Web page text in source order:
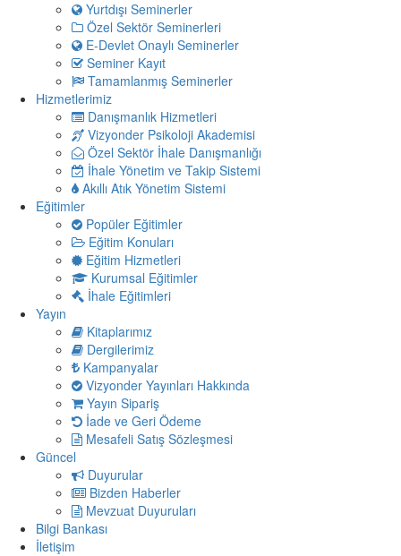
Yurtdışı Seminerler
Özel Sektör Seminerleri
E-Devlet Onaylı Seminerler
Seminer Kayıt
Tamamlanmış Seminerler
Hizmetlerimiz
Danışmanlık Hizmetleri
Vizyonder Psikoloji Akademisi
Özel Sektör İhale Danışmanlığı
İhale Yönetim ve Takip Sistemi
Akıllı Atık Yönetim Sistemi
Eğitimler
Popüler Eğitimler
Eğitim Konuları
Eğitim Hizmetleri
Kurumsal Eğitimler
İhale Eğitimleri
Yayın
Kitaplarımız
Dergilerimiz
Kampanyalar
Vizyonder Yayınları Hakkında
Yayın Sipariş
İade ve Geri Ödeme
Mesafeli Satış Sözleşmesi
Güncel
Duyurular
Bizden Haberler
Mevzuat Duyuruları
Bilgi Bankası
İletişim